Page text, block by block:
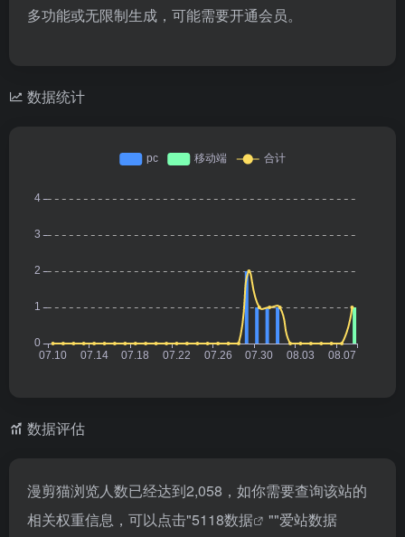
多功能或无限制生成，可能需要开通会员。
数据统计
数据评估
漫剪猫浏览人数已经达到2,058，如你需要查询该站的
相关权重信息，可以点击"5118数据 ""爱站数据